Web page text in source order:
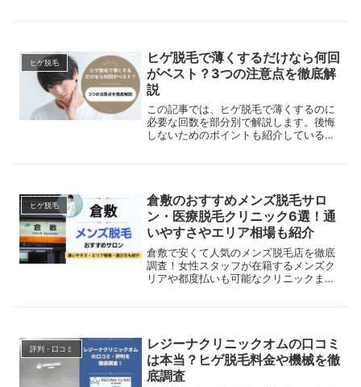
てください。
ヒゲ脱毛
ヒゲ脱毛で薄くするだけなら何回
がベスト？3つの注意点を徹底解
説
この記事では、ヒゲ脱毛で薄くするのに
必要な回数を部分別で解説します。後悔
しないためのポイントも紹介しているの
ヒゲ脱毛
倉敷のおすすめメンズ脱毛サロ
ン・医療脱毛クリニック6選！通
いやすさやエリア相場も紹介
倉敷で安くて人気のメンズ脱毛店を徹底
調査！女性スタッフが在籍するメンズク
リアや都度払いも可能なクリニックまで
Oなどの部位別脱毛も解説。
評判・口コミ
レジーナクリニックオムの口コミ
は本当？ヒゲ脱毛料金や機械を徹
底調査